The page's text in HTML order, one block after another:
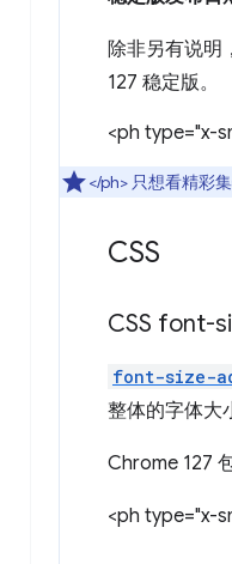
除非另有说明
127 稳定版。
<ph type="x-
</ph> 只想看精彩
CSS
CSS font-
font-size-
整体的字体大
Chrome 127
<ph type="x-